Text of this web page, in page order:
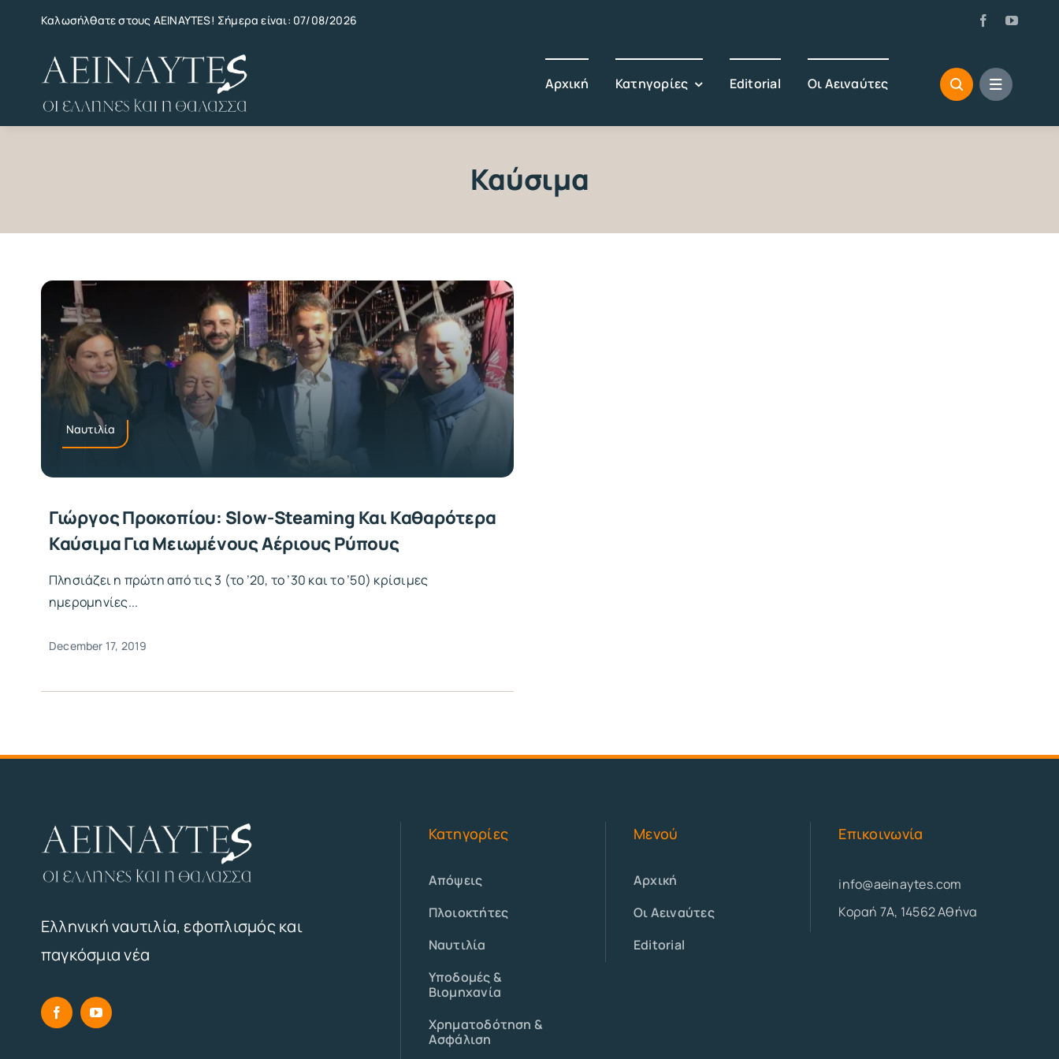
Καλωσήλθατε στους AEINAYTES! Σήμερα είναι: 07/08/2026
Αρχική Κατηγορίες Editorial Οι Αειναύτες
Καύσιμα
Ναυτιλία
Γιώργος Προκοπίου: Slow-Steaming Και Καθαρότερα
Καύσιμα Για Μειωμένους Αέριους Ρύπους
Πλησιάζει η πρώτη από τις 3 (το ’20, το ’30 και το ’50) κρίσιμες
ημερομηνίες...
December 17, 2019
Ελληνική ναυτιλία, εφοπλισμός και
παγκόσμια νέα
Κατηγορίες
Απόψεις
Πλοιοκτήτες
Ναυτιλία
Υποδομές &
Βιομηχανία
Χρηματοδότηση &
Ασφάλιση
Μενού
Αρχική
Οι Αειναύτες
Editorial
Επικοινωνία
info@aeinaytes.com
Κοραή 7Α, 14562 Αθήνα